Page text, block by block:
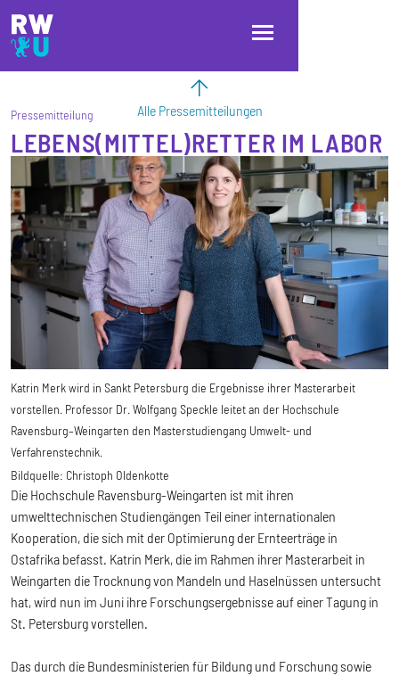
Direkt zum Inhalt
Direkt zur Hauptnavigation
Direkt zum Fußbereich
Alle Pressemitteilungen
Pressemitteilung
LEBENS(MITTEL)RETTER IM LABOR
Katrin Merk wird in Sankt Petersburg die Ergebnisse ihrer Masterarbeit
vorstellen. Professor Dr. Wolfgang Speckle leitet an der Hochschule
Ravensburg–Weingarten den Masterstudiengang Umwelt- und
Verfahrenstechnik.
Bildquelle: Christoph Oldenkotte
Die Hochschule Ravensburg-Weingarten ist mit ihren
umwelttechnischen Studiengängen Teil einer internationalen
Kooperation, die sich mit der Optimierung der Ernteerträge in
Ostafrika befasst. Katrin Merk, die im Rahmen ihrer Masterarbeit in
Weingarten die Trocknung von Mandeln und Haselnüssen untersucht
hat, wird nun im Juni ihre Forschungsergebnisse auf einer Tagung in
St. Petersburg vorstellen.
Das durch die Bundesministerien für Bildung und Forschung sowie